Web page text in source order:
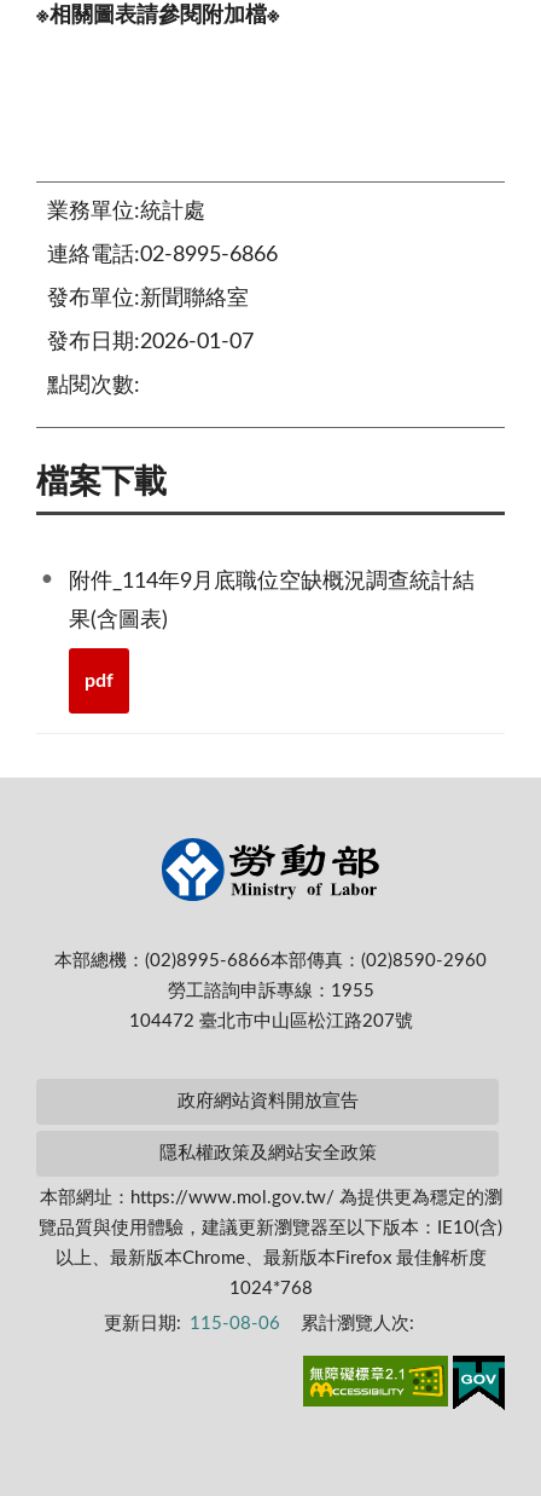
※相關圖表請參閱附加檔※
業務單位:統計處
連絡電話:02-8995-6866
發布單位:新聞聯絡室
發布日期:2026-01-07
點閱次數:
檔案下載
附件_114年9月底職位空缺概況調查統計結
果(含圖表)
pdf
本部總機：(02)8995-6866本部傳真：(02)8590-2960
勞工諮詢申訴專線：1955
104472 臺北市中山區松江路207號
政府網站資料開放宣告
隱私權政策及網站安全政策
本部網址：https://www.mol.gov.tw/ 為提供更為穩定的瀏
覽品質與使用體驗，建議更新瀏覽器至以下版本：IE10(含)
以上、最新版本Chrome、最新版本Firefox 最佳解析度
1024*768
更新日期: 115-08-06 累計瀏覽人次: